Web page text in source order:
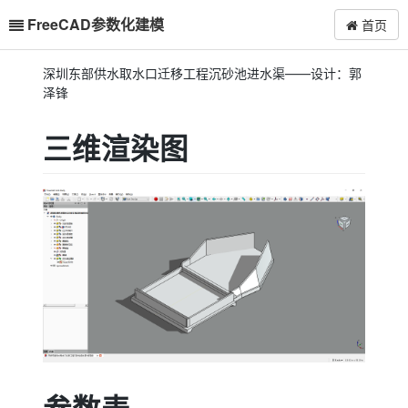
FreeCAD参数化建模 首页
深圳东部供水取水口迁移工程沉砂池进水渠——设计：郭
泽锋
三维渲染图